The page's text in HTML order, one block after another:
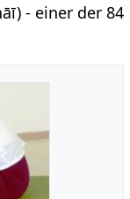
- einer der 84